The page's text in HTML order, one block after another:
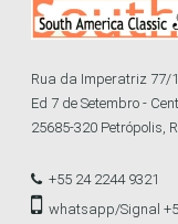
Rua da Imperatriz 77/
Ed 7 de Setembro -
25685-320 Petrópolis,
+55 24 2244 9321
whatsapp/Signal